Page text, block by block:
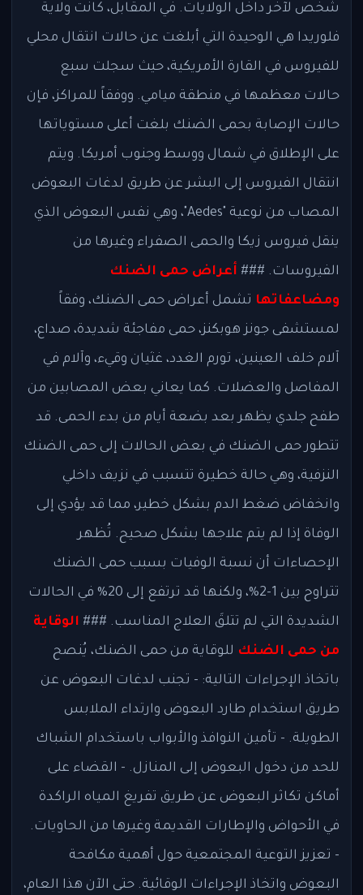
شخص لآخر داخل الولايات. في المقابل، كانت ولاية
فلوريدا هي الوحيدة التي أبلغت عن حالات انتقال محلي
للفيروس في القارة الأمريكية، حيث سجلت سبع
حالات معظمها في منطقة ميامي. ووفقاً للمراكز، فإن
حالات الإصابة بحمى الضنك بلغت أعلى مستوياتها
على الإطلاق في شمال ووسط وجنوب أمريكا. ويتم
انتقال الفيروس إلى البشر عن طريق لدغات البعوض
المصاب من نوعية "Aedes"، وهي نفس البعوض الذي
ينقل فيروس زيكا والحمى الصفراء وغيرها من
الفيروسات. ### أعراض حمى الضنك
ومضاعفاتها تشمل أعراض حمى الضنك، وفقاً
لمستشفى جونز هوبكنز، حمى مفاجئة شديدة، صداع،
آلام خلف العينين، تورم الغدد، غثيان وقيء، وآلام في
المفاصل والعضلات. كما يعاني بعض المصابين من
طفح جلدي يظهر بعد بضعة أيام من بدء الحمى. قد
تتطور حمى الضنك في بعض الحالات إلى حمى الضنك
النزفية، وهي حالة خطيرة تتسبب في نزيف داخلي
وانخفاض ضغط الدم بشكل خطير، مما قد يؤدي إلى
الوفاة إذا لم يتم علاجها بشكل صحيح. تُظهر
الإحصاءات أن نسبة الوفيات بسبب حمى الضنك
تتراوح بين 1-2%، ولكنها قد ترتفع إلى 20% في الحالات
الشديدة التي لم تتلقَ العلاج المناسب. ### الوقاية
من حمى الضنك للوقاية من حمى الضنك، يُنصح
باتخاذ الإجراءات التالية: - تجنب لدغات البعوض عن
طريق استخدام طارد البعوض وارتداء الملابس
الطويلة. - تأمين النوافذ والأبواب باستخدام الشباك
للحد من دخول البعوض إلى المنازل. - القضاء على
أماكن تكاثر البعوض عن طريق تفريغ المياه الراكدة
في الأحواض والإطارات القديمة وغيرها من الحاويات.
- تعزيز التوعية المجتمعية حول أهمية مكافحة
البعوض واتخاذ الإجراءات الوقائية. حتى الآن هذا العام،